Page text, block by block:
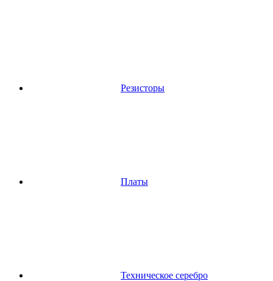
Резисторы
Платы
Техническое серебро